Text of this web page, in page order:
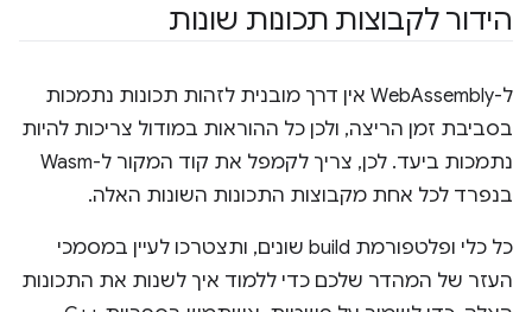
הידור לקבוצות תכונות שונות
ל-WebAssembly אין דרך מובנית לזהות תכונות נתמכות
בסביבת זמן הריצה, ולכן כל ההוראות במודול צריכות להיות
נתמכות ביעד. לכן, צריך לקמפל את קוד המקור ל-Wasm
בנפרד לכל אחת מקבוצות התכונות השונות האלה.
כל כלי ופלטפורמת build שונים, ותצטרכו לעיין במסמכי
העזר של המהדר שלכם כדי ללמוד איך לשנות את התכונות